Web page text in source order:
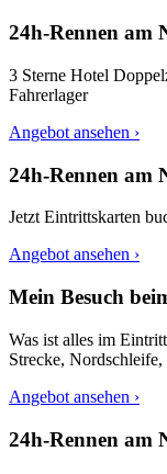
24h-Rennen am
3 Sterne Hotel
Fahrerlager
Angebot ansehen ›
24h-Rennen am
Jetzt Eintrittskarten
Angebot ansehen ›
Mein Besuch
Was ist alles im
Strecke,
Angebot ansehen ›
24h-Rennen am